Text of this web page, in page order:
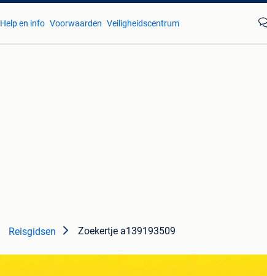
Help en info Voorwaarden Veiligheidscentrum
Reisgidsen Zoekertje a139193509